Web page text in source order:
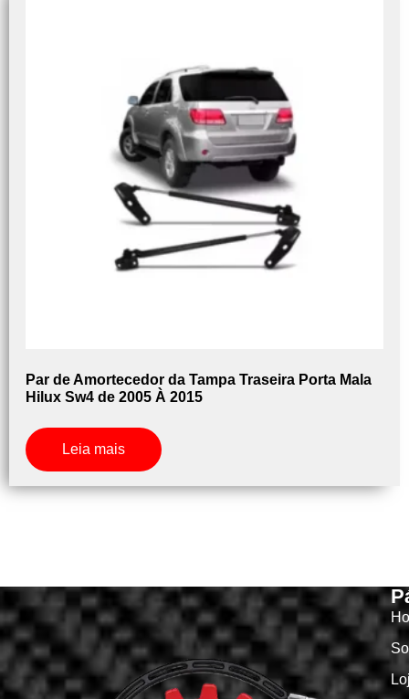
Par de Amortecedor da Tampa Traseira Porta Mala
Hilux Sw4 de 2005 À 2015
Leia mais